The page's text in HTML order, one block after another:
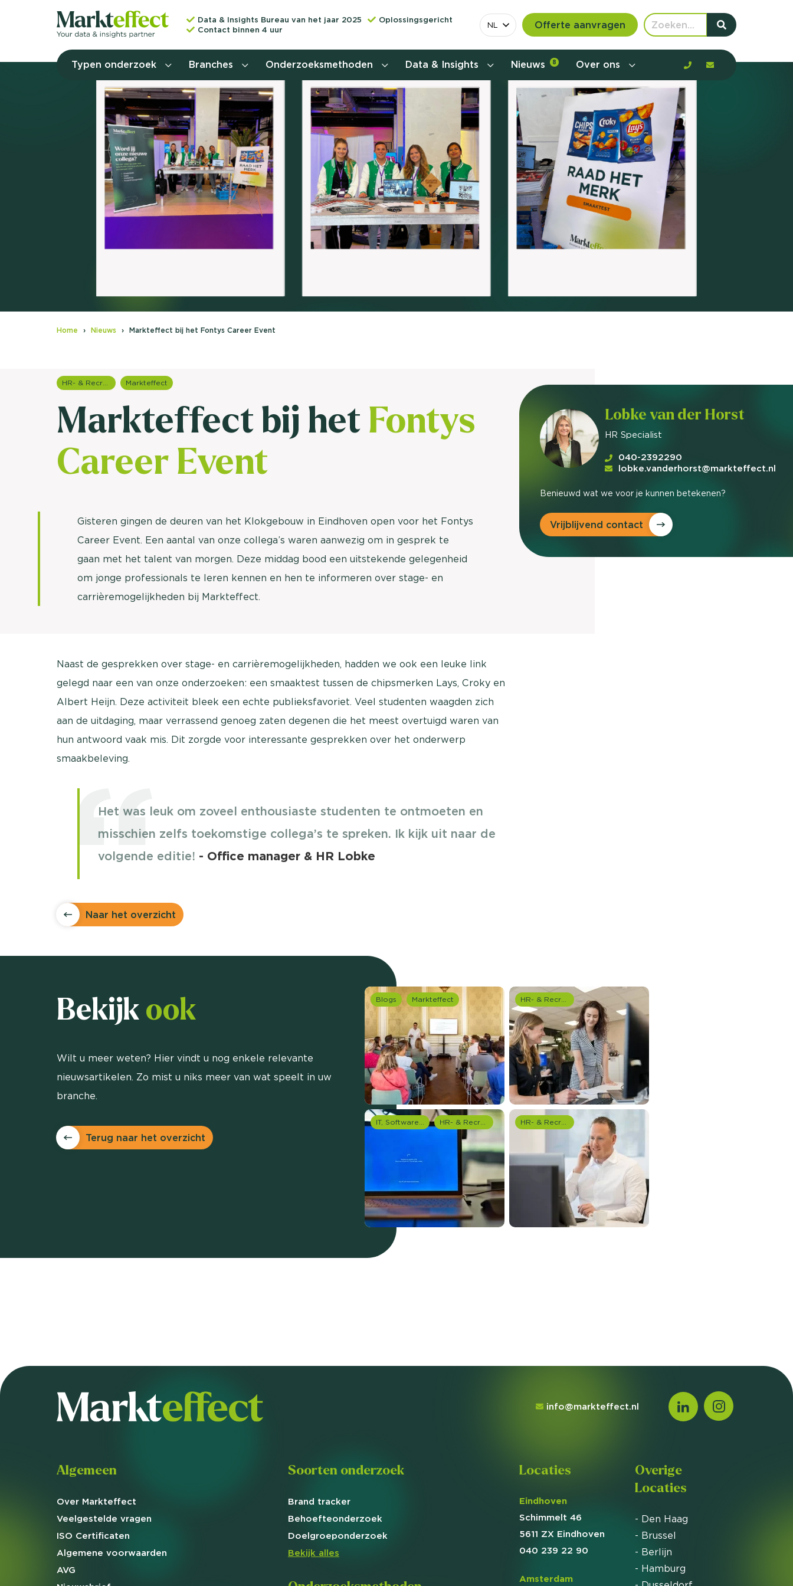
Data & Insights Bureau van het jaar 2025
Oplossingsgericht
Contact binnen 4 uur
NL Offerte aanvragen
Typen onderzoek
Behoefteonderzoek
Customer journey onderzoek
Customer value proposition
Doelgroeponderzoek
Naamsbekendheidonderzoek
Nationaal Studiekeuze
UX-onderzoek
Relevantere communicatie en aanbod door de
Stefan Klomp
Branches Onderzoeksmethoden Data & Insights Nieuws 8 Over ons
Home Nieuws Markteffect bij het Fontys Career Event
HR- & Recruitment onderzoek Markteffect
Markteffect bij hetFontys
Career Event
Gisteren gingen de deuren van het Klokgebouw in Eindhoven open voor het Fontys
Career Event. Een aantal van onze collega’s waren aanwezig om in gesprek te
gaan met het talent van morgen. Deze middag bood een uitstekende gelegenheid
om jonge professionals te leren kennen en hen te informeren over stage- en
carrièremogelijkheden bij Markteffect.
Naast de gesprekken over stage- en carrièremogelijkheden, hadden we ook een leuke link
gelegd naar een van onze onderzoeken: een smaaktest tussen de chipsmerken Lays, Croky en
Albert Heijn. Deze activiteit bleek een echte publieksfavoriet. Veel studenten waagden zich
aan de uitdaging, maar verrassend genoeg zaten degenen die het meest overtuigd waren van
hun antwoord vaak mis. Dit zorgde voor interessante gesprekken over het onderwerp
smaakbeleving.
Het was leuk om zoveel enthousiaste studenten te ontmoeten en
misschien zelfs toekomstige collega’s te spreken. Ik kijk uit naar de
volgende editie! - Office manager & HR Lobke
Naar het overzicht
Bekijkook
Wilt u meer weten? Hier vindt u nog enkele relevante
nieuwsartikelen. Zo mist u niks meer van wat speelt in uw
branche.
Terug naar het overzicht
Blogs Markteffect HR- & Recruitment onderzoek
IT, Software & Telecom HR- & Recruitment onderzoek HR- & Recruitment onderzoek
Lobke van der Horst
HR Specialist
040-2392290
lobke.vanderhorst@markteffect.nl
Benieuwd wat we voor je kunnen betekenen?
Vrijblijvend contact
info@markteffect.nl
Algemeen
Over Markteffect
Veelgestelde vragen
ISO Certificaten
Algemene voorwaarden
AVG
Soorten onderzoek
Brand tracker
Behoefteonderzoek
Doelgroeponderzoek
Bekijk alles
Locaties
Eindhoven
Schimmelt 46
5611 ZX Eindhoven
040 239 22 90
Amsterdam
Overige
Locaties
- Den Haag
- Brussel
- Berlijn
- Hamburg